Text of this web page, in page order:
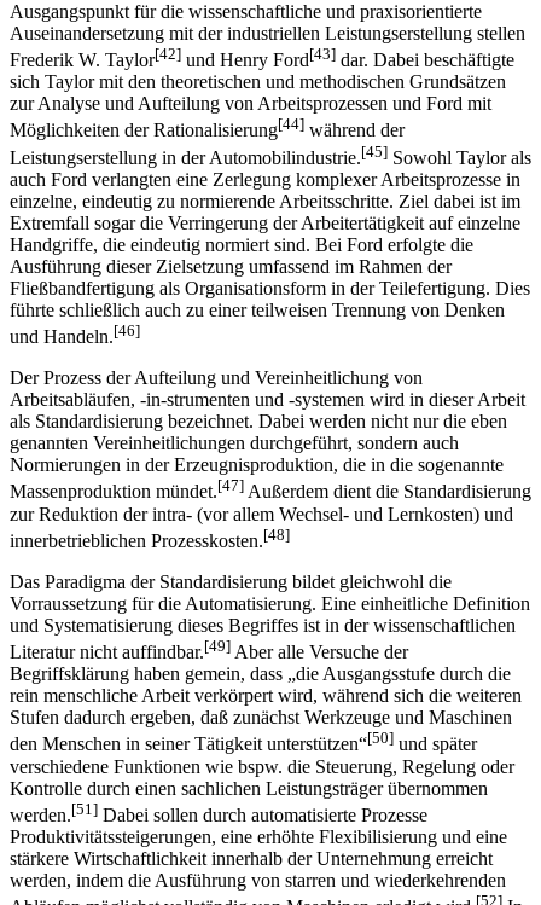
Ausgangspunkt für die wissenschaftliche und praxisorientierte
Auseinandersetzung mit der industriellen Leistungserstellung stellen
Frederik W. Taylor[42] und Henry Ford[43] dar. Dabei beschäftigte
sich Taylor mit den theoretischen und methodischen Grundsätzen
zur Analyse und Aufteilung von Arbeitsprozessen und Ford mit
Möglichkeiten der Rationalisierung[44] während der
Leistungserstellung in der Automobilindustrie.[45] Sowohl Taylor als
auch Ford verlangten eine Zerlegung komplexer Arbeitsprozesse in
einzelne, eindeutig zu normierende Arbeitsschritte. Ziel dabei ist im
Extremfall sogar die Verringerung der Arbeitertätigkeit auf einzelne
Handgriffe, die eindeutig normiert sind. Bei Ford erfolgte die
Ausführung dieser Zielsetzung umfassend im Rahmen der
Fließbandfertigung als Organisationsform in der Teilefertigung. Dies
führte schließlich auch zu einer teilweisen Trennung von Denken
und Handeln.[46]
Der Prozess der Aufteilung und Vereinheitlichung von
Arbeitsabläufen, -in-strumenten und -systemen wird in dieser Arbeit
als Standardisierung bezeichnet. Dabei werden nicht nur die eben
genannten Vereinheitlichungen durchgeführt, sondern auch
Normierungen in der Erzeugnisproduktion, die in die sogenannte
Massenproduktion mündet.[47] Außerdem dient die Standardisierung
zur Reduktion der intra- (vor allem Wechsel- und Lernkosten) und
innerbetrieblichen Prozesskosten.[48]
Das Paradigma der Standardisierung bildet gleichwohl die
Vorraussetzung für die Automatisierung. Eine einheitliche Definition
und Systematisierung dieses Begriffes ist in der wissenschaftlichen
Literatur nicht auffindbar.[49] Aber alle Versuche der
Begriffsklärung haben gemein, dass „die Ausgangsstufe durch die
rein menschliche Arbeit verkörpert wird, während sich die weiteren
Stufen dadurch ergeben, daß zunächst Werkzeuge und Maschinen
den Menschen in seiner Tätigkeit unterstützen“[50] und später
verschiedene Funktionen wie bspw. die Steuerung, Regelung oder
Kontrolle durch einen sachlichen Leistungsträger übernommen
werden.[51] Dabei sollen durch automatisierte Prozesse
Produktivitätssteigerungen, eine erhöhte Flexibilisierung und eine
stärkere Wirtschaftlichkeit innerhalb der Unternehmung erreicht
werden, indem die Ausführung von starren und wiederkehrenden
[52]